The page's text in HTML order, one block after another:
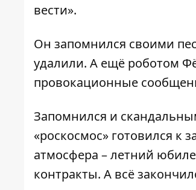
вести».
Он запомнился своими
удалили. А ещё роботом
провокационные
Запомнился и
«роскосмос» готовился к
атмосфера – летний
контракты. А всё